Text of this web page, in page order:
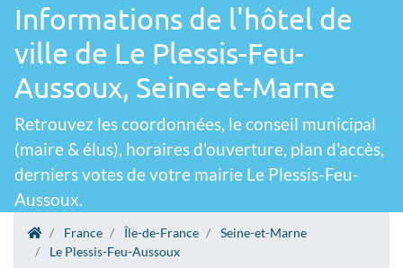
Informations de l'hôtel de
ville de Le Plessis-Feu-
Aussoux, Seine-et-Marne
Retrouvez les coordonnées, le conseil municipal
(maire & élus), horaires d'ouverture, plan d'accès,
derniers votes de votre mairie Le Plessis-Feu-
Aussoux.
France Île-de-France
Seine-et-Marne
Le Plessis-Feu-Aussoux